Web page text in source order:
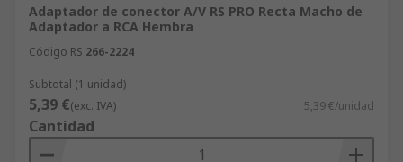
Adaptador de conector A/V RS PRO Recta Macho de
Adaptador a RCA Hembra
Código RS 266-2224
Subtotal (1 unidad)
5,39 €(exc. IVA) 5,39 €/unidad
Cantidad